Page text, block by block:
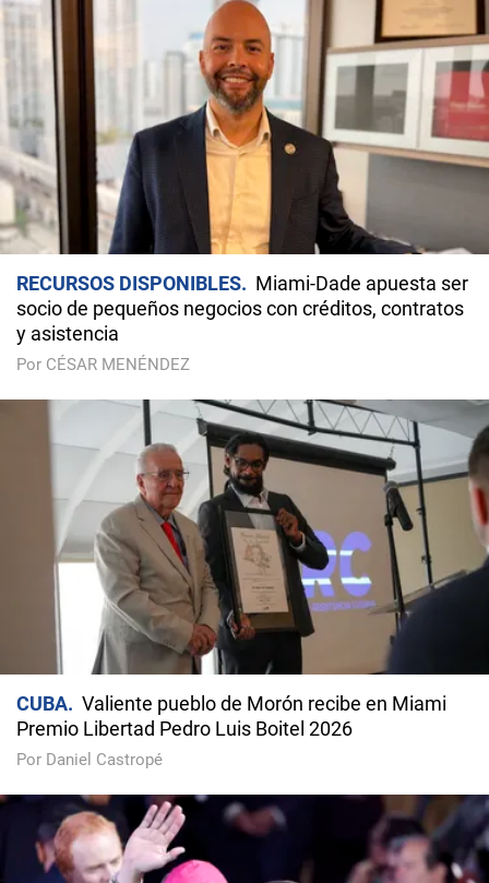
RECURSOS DISPONIBLES
Miami-Dade apuesta ser
socio de pequeños negocios con créditos, contratos
y asistencia
Por CÉSAR MENÉNDEZ
CUBA
Valiente pueblo de Morón recibe en Miami
Premio Libertad Pedro Luis Boitel 2026
Por Daniel Castropé